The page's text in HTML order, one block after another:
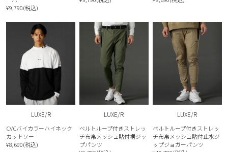
¥9,790(税込)
LUXE/R
CVCバイカラーハイネック
カットソー
¥8,690(税込)
LUXE/R
ベルトループ付きストレッ
チ布帛メッシュ貼付裾ジッ
プパンツ
LUXE/R
ベルトループ付きストレッ
チ布帛メッシュ貼付止水ジ
ップジョガーパンツ